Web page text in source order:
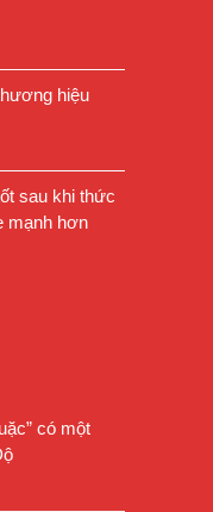
hiệu
sau khi thức
mạnh hơn
có một